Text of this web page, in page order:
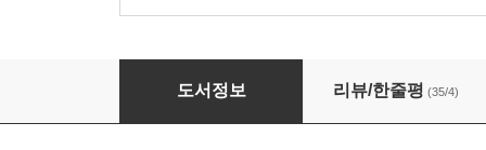
태양 공포
도서정보 리뷰/한줄평 (35/4)